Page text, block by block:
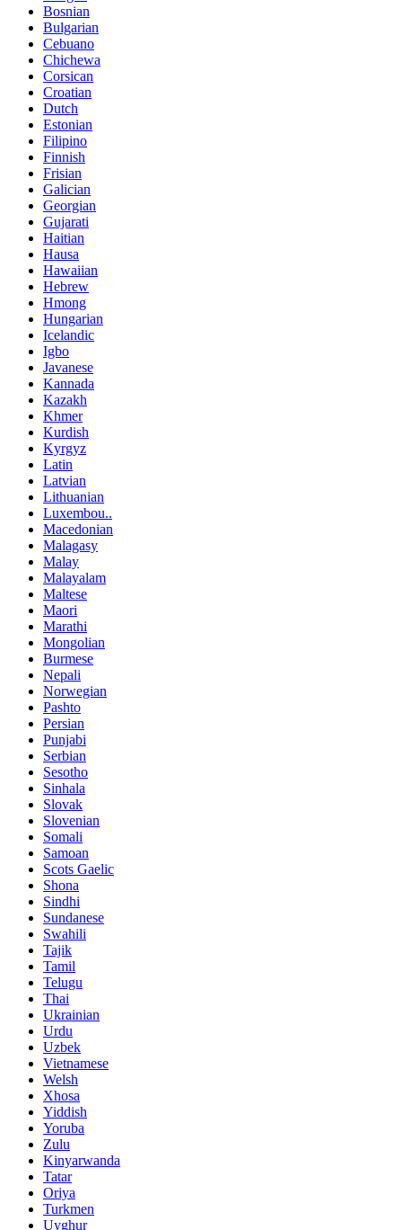
Bosnian
Bulgarian
Cebuano
Chichewa
Corsican
Croatian
Dutch
Estonian
Filipino
Finnish
Frisian
Galician
Georgian
Gujarati
Haitian
Hausa
Hawaiian
Hebrew
Hmong
Hungarian
Icelandic
Igbo
Javanese
Kannada
Kazakh
Khmer
Kurdish
Kyrgyz
Latin
Latvian
Lithuanian
Luxembou..
Macedonian
Malagasy
Malay
Malayalam
Maltese
Maori
Marathi
Mongolian
Burmese
Nepali
Norwegian
Pashto
Persian
Punjabi
Serbian
Sesotho
Sinhala
Slovak
Slovenian
Somali
Samoan
Scots Gaelic
Shona
Sindhi
Sundanese
Swahili
Tajik
Tamil
Telugu
Thai
Ukrainian
Urdu
Uzbek
Vietnamese
Welsh
Xhosa
Yiddish
Yoruba
Zulu
Kinyarwanda
Tatar
Oriya
Turkmen
Uyghur